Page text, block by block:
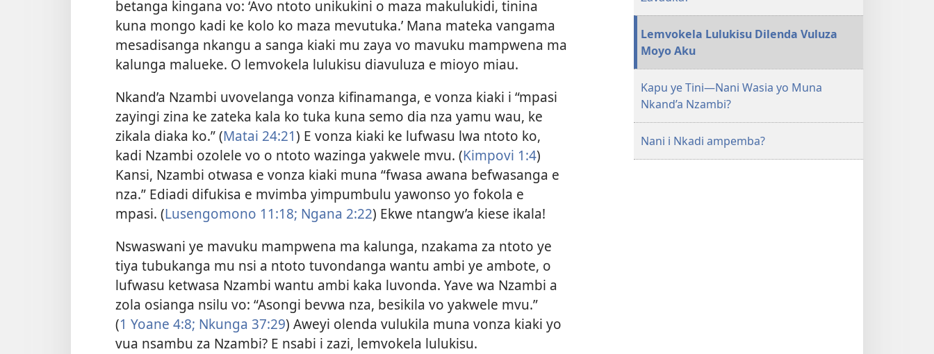
betanga kingana vo: ‘Avo ntoto unikukini o maza makulukidi, tinina
kuna mongo kadi ke kolo ko maza mevutuka.’ Mana mateka vangama
mesadisanga nkangu a sanga kiaki mu zaya vo mavuku mampwena ma
kalunga malueke. O lemvokela lulukisu diavuluza e mioyo miau.
Nkand’a Nzambi uvovelanga vonza kifinamanga, e vonza kiaki i “mpasi
zayingi zina ke zateka kala ko tuka kuna semo dia nza yamu wau, ke
zikala diaka ko.” (Matai 24:21) E vonza kiaki ke lufwasu lwa ntoto ko,
kadi Nzambi ozolele vo o ntoto wazinga yakwele mvu. (Kimpovi 1:4)
Kansi, Nzambi otwasa e vonza kiaki muna “fwasa awana befwasanga e
nza.” Ediadi difukisa e mvimba yimpumbulu yawonso yo fokola e
mpasi. (Lusengomono 11:18; Ngana 2:22) Ekwe ntangw’a kiese ikala!
Nswaswani ye mavuku mampwena ma kalunga, nzakama za ntoto ye
tiya tubukanga mu nsi a ntoto tuvondanga wantu ambi ye ambote, o
lufwasu ketwasa Nzambi wantu ambi kaka luvonda. Yave wa Nzambi a
zola osianga nsilu vo: “Asongi bevwa nza, besikila vo yakwele mvu.”
(1 Yoane 4:8; Nkunga 37:29) Aweyi olenda vulukila muna vonza kiaki yo
vua nsambu za Nzambi? E nsabi i zazi, lemvokela lulukisu.
Lemvokela Lulukisu Dilenda Vuluza
Moyo Aku
Kapu ye Tini—Nani Wasia yo Muna
Nkand’a Nzambi?
Nani i Nkadi ampemba?